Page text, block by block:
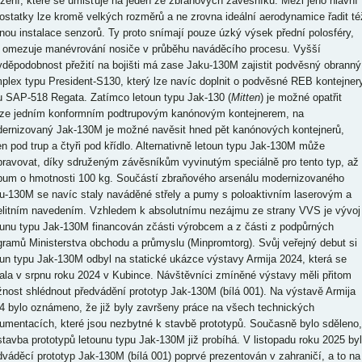
lze kromě velkých rozměrů a ne zrovna ideální aerodynamice řadit
instalace senzorů. Ty proto snímají pouze úzký výsek přední polosféry,
manévrování nosiče v průběhu naváděcího procesu. Vyšší
přežití na bojišti má zase Jaku-130M zajistit podvěsný obranný
typu President-S130, který lze navíc doplnit o podvěsné REB
SAP-518 Regata. Zatímco letoun typu Jak-130 (Mitten) je možné opatřit
jedním konformním podtrupovým kanónovým kontejnerem, na
Jak-130M je možné navěsit hned pět kanónových kontejnerů,
pod trup a čtyři pod křídlo. Alternativně letoun typu Jak-130M může
díky sdruženým závěsníkům vyvinutým speciálně pro tento typ, až
o hmotnosti 100 kg. Součástí zbraňového arsenálu modernizovaného
130M se navíc staly naváděné střely a pumy s poloaktivním laserovým a
navedením. Vzhledem k absolutnímu nezájmu ze strany VVS je vývoj
typu Jak-130M financován zčásti výrobcem a z části z podpůrných
Ministerstva obchodu a průmyslu (Minpromtorg). Svůj veřejný debut si
typu Jak-130M odbyl na statické ukázce výstavy Armija 2024, která se
v srpnu roku 2024 v Kubince. Návštěvníci zmíněné výstavy měli přitom
shlédnout předvádění prototyp Jak-130M (bílá 001). Na výstavě Armija
bylo oznámeno, že již byly završeny práce na všech technických
které jsou nezbytné k stavbě prototypů. Současně bylo sděleno,
prototypů letounu typu Jak-130M již probíhá. V listopadu roku 2025 byl
prototyp Jak-130M (bílá 001) poprvé prezentován v zahraničí, a to na